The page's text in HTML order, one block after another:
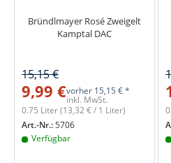
Bründlmayer Rosé Zweigelt
Kamptal DAC
15,15 €
9,99 €vorher 15,15 € *
inkl. MwSt.
0.75 Liter(13,32 € / 1 Liter)
Art.-Nr.:5706
Verfügbar